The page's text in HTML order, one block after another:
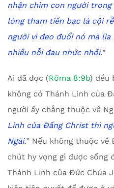
nhận chìm con người
lòng tham tiền bạc là cội
người vì đeo đuổi nó mà
nhiều nỗi đau nhức nhối.”
Ai đã đọc (Rôma 8:9b) đều
không có Thánh Linh của
người ấy chẳng thuộc về
Linh của Đấng Christ thì
Ngài.” Nếu không thuộc
chút hy vọng gì được sống
Thánh Linh của Đức Chúa